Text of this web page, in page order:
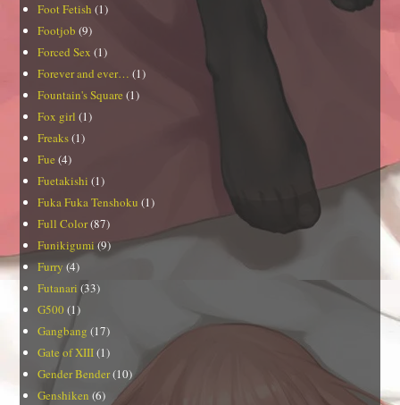
Foot Fetish (1)
Footjob (9)
Forced Sex (1)
Forever and ever… (1)
Fountain's Square (1)
Fox girl (1)
Freaks(1)
Fue (4)
Fuetakishi (1)
Fuka Fuka Tenshoku (1)
Full Color(87)
Funikigumi (9)
Furry (4)
Futanari (33)
G500 (1)
Gangbang (17)
Gate of XIII(1)
Gender Bender(10)
Genshiken (6)